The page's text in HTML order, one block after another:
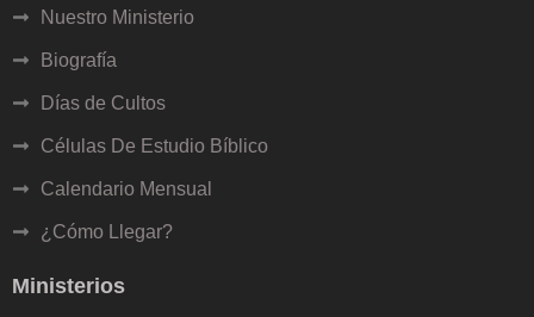
Nuestro Ministerio
Biografía
Días de Cultos
Células De Estudio Bíblico
Calendario Mensual
¿Cómo Llegar?
Ministerios